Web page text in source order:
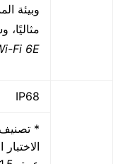
وبيئة
مثاليًا،
Wi-Fi 6E
.
IP68
* تصنيف
الاختبار